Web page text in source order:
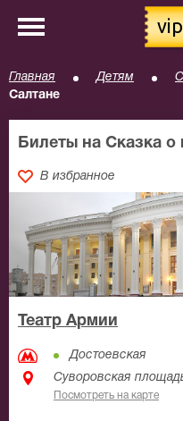
vip
Главная Детям
Салтане
Билеты на Сказка о
В избранное
Театр Армии
Достоевская
Суворовская
Посмотреть на карте